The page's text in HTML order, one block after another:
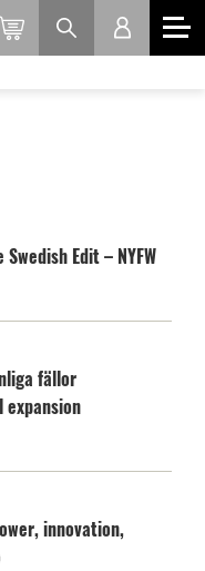
Edit – NYFW
fällor
innovation,